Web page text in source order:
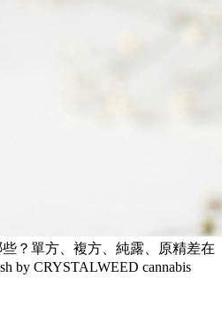
？單方、複方、純露、原精差在
by CRYSTALWEED cannabis